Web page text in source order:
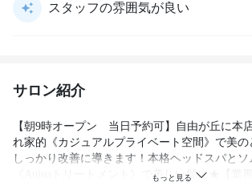
スタッフの雰囲気が良い
サロン紹介
【朝9時オープン　当日予約可】自由が丘に
れ家的《カジュアルプライベート空間》で美の
しっかり改善に導きます！本格ヘッドスパとソ
《Aujuaトリートメント》で美しい髪に★【業